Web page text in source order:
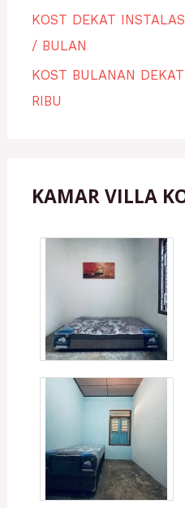
KOST DEKAT
/ BULAN
KOST BULANAN
RIBU
KAMAR VILLA